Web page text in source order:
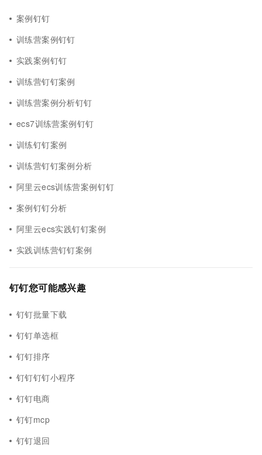
案例钉钉
训练营案例钉钉
实践案例钉钉
训练营钉钉案例
训练营案例分析钉钉
ecs7训练营案例钉钉
训练钉钉案例
训练营钉钉案例分析
阿里云ecs训练营案例钉钉
案例钉钉分析
阿里云ecs实践钉钉案例
实践训练营钉钉案例
钉钉您可能感兴趣
钉钉批量下载
钉钉单选框
钉钉排序
钉钉钉钉小程序
钉钉电商
钉钉mcp
钉钉退回